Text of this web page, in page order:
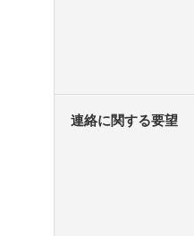
連絡に関する要望